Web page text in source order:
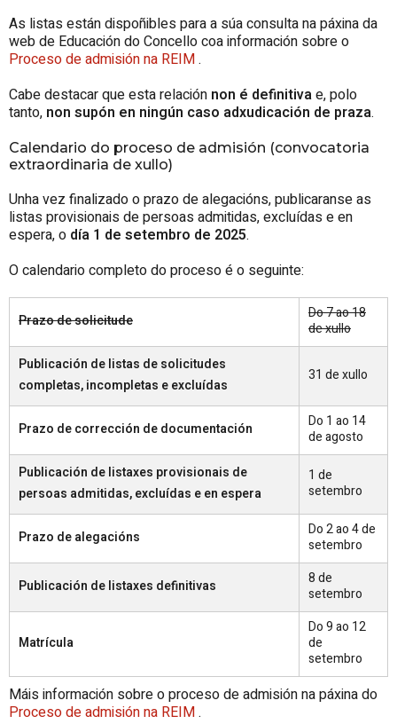
As listas están dispoñibles para a súa consulta na páxina da
web de Educación do Concello coa información sobre o
Proceso de admisión na REIM.
Cabe destacar que esta relación non é definitivae, polo
tanto, non supón en ningún caso adxudicación de praza.
Calendario do proceso de admisión (convocatoria
extraordinaria de xullo)
Unha vez finalizado o prazo de alegacións, publicaranse as
listas provisionais de persoas admitidas, excluídas e en
espera, o día 1 de setembro de 2025.
O calendario completo do proceso é o seguinte:
Prazo de solicitude
Do 7 ao 18
de xullo
Publicación de listas de solicitudes
completas, incompletas e excluídas
31 de xullo
Prazo de corrección de documentación
Do 1 ao 14
de agosto
Publicación de listaxes provisionais de
persoas admitidas, excluídas e en espera
1 de
setembro
Prazo de alegacións
Do 2 ao 4 de
setembro
Publicación de listaxes definitivas
8 de
setembro
Matrícula
Do 9 ao 12
de
setembro
Máis información sobre o proceso de admisión na páxina do
Proceso de admisión na REIM.